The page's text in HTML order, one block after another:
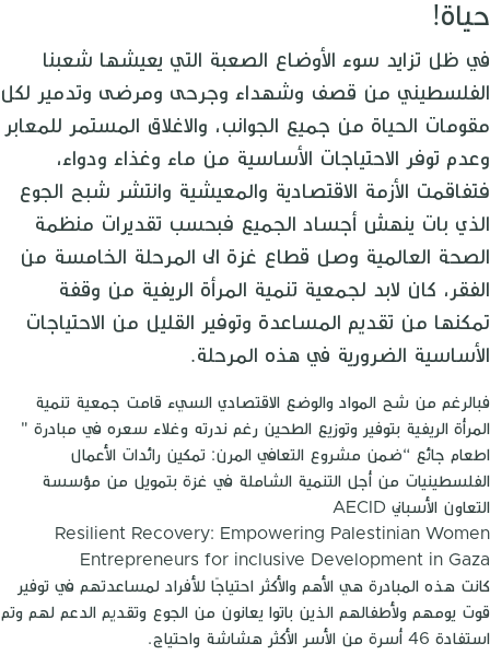
حياة!
في ظل تزايد سوء الأوضاع الصعبة التي يعيشها شعبنا
الفلسطيني من قصف وشهداء وجرحى ومرضى وتدمير لكل
مقومات الحياة من جميع الجوانب، والاغلاق المستمر للمعابر
وعدم توفر الاحتياجات الأساسية من ماء وغذاء ودواء،
فتفاقمت الأزمة الاقتصادية والمعيشية وانتشر شبح الجوع
الذي بات ينهش أجساد الجميع فبحسب تقديرات منظمة
الصحة العالمية وصل قطاع غزة الى المرحلة الخامسة من
الفقر، كان لابد لجمعية تنمية المرأة الريفية من وقفة
تمكنها من تقديم المساعدة وتوفير القليل من الاحتياجات
الأساسية الضرورية في هذه المرحلة.
فبالرغم من شح المواد والوضع الاقتصادي السيء قامت جمعية تنمية
المرأة الريفية بتوفير وتوزيع الطحين رغم ندرته وغلاء سعره في مبادرة "
اطعام جائع “ضمن مشروع التعافي المرن: تمكين رائدات الأعمال
الفلسطينيات من أجل التنمية الشاملة في غزة بتمويل من مؤسسة
التعاون الأسباني AECID
Resilient Recovery: Empowering Palestinian Women
Entrepreneurs for inclusive Development in Gaza
كانت هذه المبادرة هي الأهم والأكثر احتياجًا للأفراد لمساعدتهم في توفير
قوت يومهم ولأطفالهم الذين باتوا يعانون من الجوع وتقديم الدعم لهم وتم
استفادة 46 أسرة من الأسر الأكثر هشاشة واحتياج.